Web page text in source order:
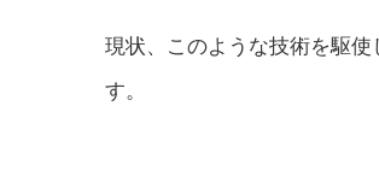
現状、このような技術を駆
す。